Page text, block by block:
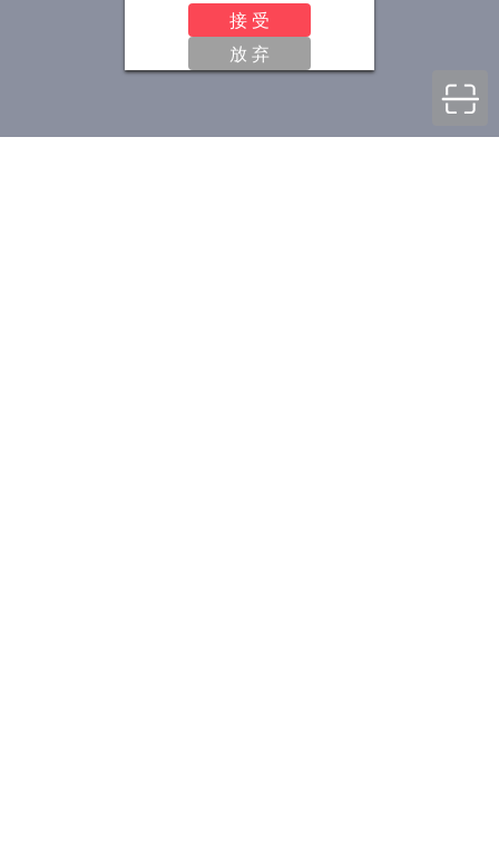
资和咨询意见。产品净值
及其收益存在涨跌可能，
过往的产品业绩数据并不
接 受
放 弃